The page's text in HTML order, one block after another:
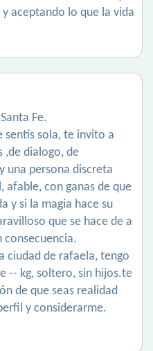
aceptando lo que la vida
Fe.
sentís sola, te invito a
,de dialogo, de
una persona discreta
afable, con ganas de que
y si la magia hace su
que se hace de a
consecuencia.
ciudad de rafaela, tengo
-- kg, soltero, sin hijos.te
de que seas realidad
y considerarme.